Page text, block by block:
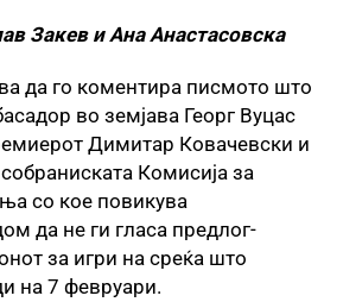
Закев и Ана Анастасовска
да го коментира писмото што
во земјава Георг Вуцас
Димитар Ковачевски и
Комисија за
со кое повикува
да не ги гласа предлог-
за игри на среќа што
на 7 февруари.